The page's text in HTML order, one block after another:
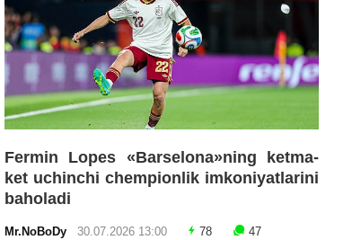
Fermin Lopes «Barselona»ning ketma-
ket uchinchi chempionlik imkoniyatlarini
baholadi
Mr.NoBoDy 30.07.2026 13:00 78 47